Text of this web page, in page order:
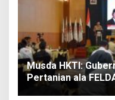
Musda HKTI:
Pertanian ala